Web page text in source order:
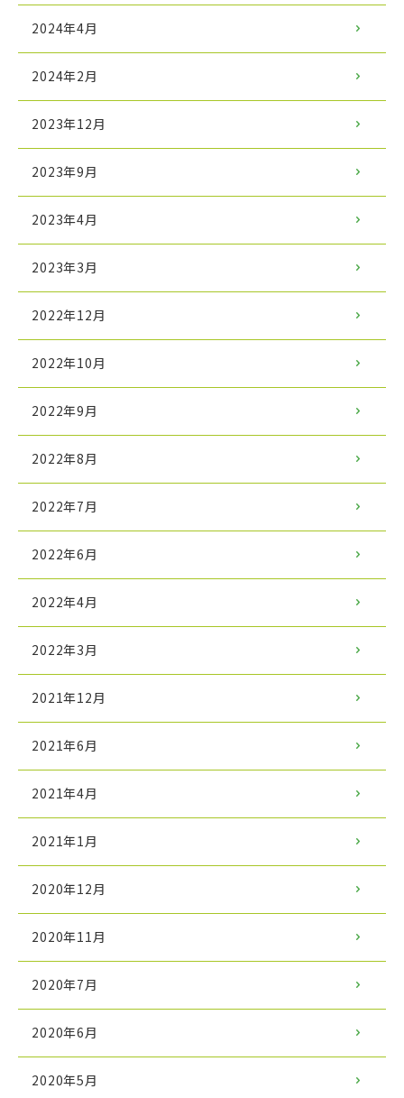
2024年4月
2024年2月
2023年12月
2023年9月
2023年4月
2023年3月
2022年12月
2022年10月
2022年9月
2022年8月
2022年7月
2022年6月
2022年4月
2022年3月
2021年12月
2021年6月
2021年4月
2021年1月
2020年12月
2020年11月
2020年7月
2020年6月
2020年5月